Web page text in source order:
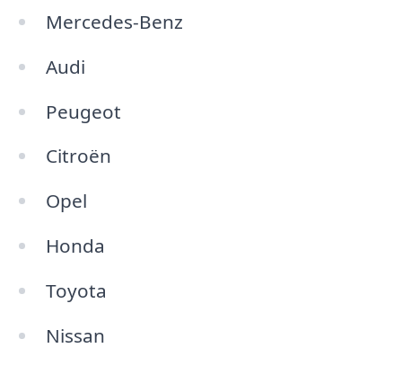
Mercedes-Benz
Audi
Peugeot
Citroën
Opel
Honda
Toyota
Nissan